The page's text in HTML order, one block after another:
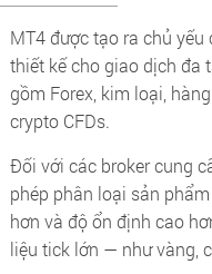
MT4 được tạo ra chủ
thiết kế cho giao dịch đa
gồm Forex, kim loại,
crypto CFDs.
Đối với các broker cung
phép phân loại sản
hơn và độ ổn định cao
liệu tick lớn — như vàng,